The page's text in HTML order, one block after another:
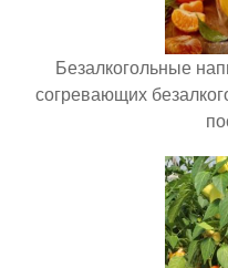
Безалкогольные
согревающих